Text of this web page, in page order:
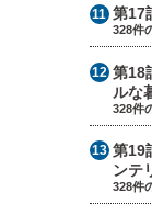
第17
328件
第18
ルな
328件
第19
ンテ
328件